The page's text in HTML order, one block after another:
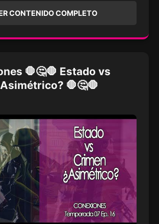
CONTENIDO COMPLETO
🛑🤔🛑 Estado vs
🛑🤔🛑